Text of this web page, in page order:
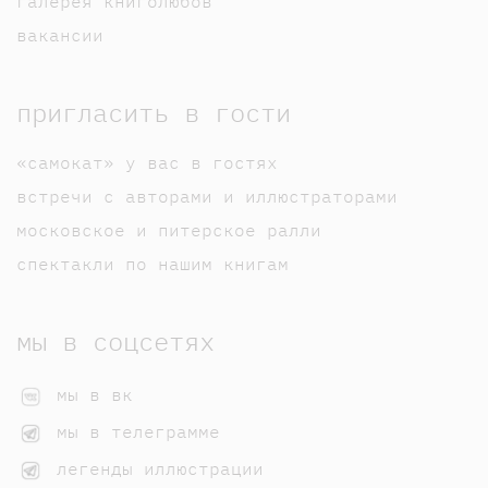
вакансии
пригласить в гости
«самокат» у вас в гостях
встречи с авторами и иллюстраторами
московское и питерское ралли
спектакли по нашим книгам
мы в соцсетях
мы в вк
мы в телеграмме
легенды иллюстрации